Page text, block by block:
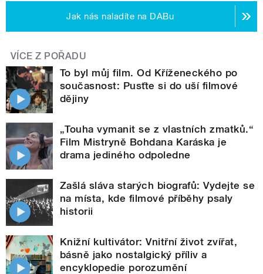
Jak nás naladíte na DABu
VÍCE Z POŘADU
To byl můj film. Od Kříženeckého po
současnost: Pusťte si do uší filmové
dějiny
„Touha vymanit se z vlastních zmatků.“
Film Mistryně Bohdana Karáska je
drama jediného odpoledne
Zašlá sláva starých biografů: Vydejte se
na místa, kde filmové příběhy psaly
historii
Knižní kultivátor: Vnitřní život zvířat,
básně jako nostalgický příliv a
encyklopedie porozumění